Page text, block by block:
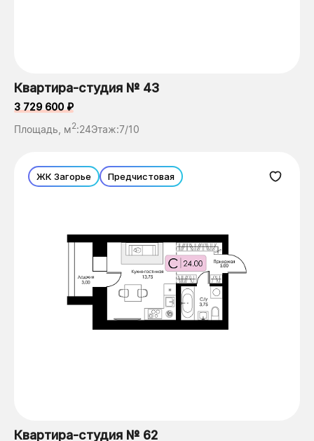
Квартира-студия № 43
3 729 600 ₽
Площадь, м2:24Этаж:7/10
ЖК Загорье Предчистовая
Квартира-студия № 62